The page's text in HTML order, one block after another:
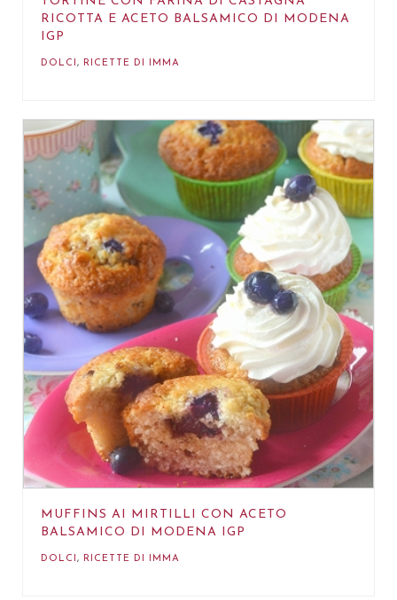
RICOTTA E ACETO BALSAMICO DI MODENA
IGP
DOLCI , RICETTE DI IMMA
MUFFINS AI MIRTILLI CON ACETO
BALSAMICO DI MODENA IGP
DOLCI , RICETTE DI IMMA